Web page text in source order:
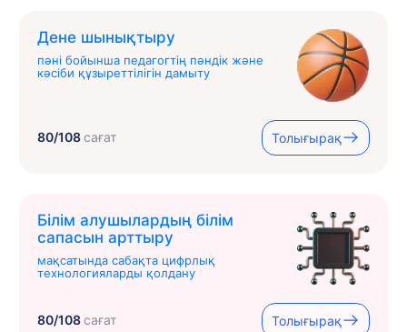
Дене шынықтыру
пәні бойынша педагогтің пәндік және
кәсіби құзыреттілігін дамыту
80/108сағат Толығырақ
Білім алушылардың білім
сапасын арттыру
мақсатында сабақта цифрлық
технологияларды қолдану
80/108сағат Толығырақ